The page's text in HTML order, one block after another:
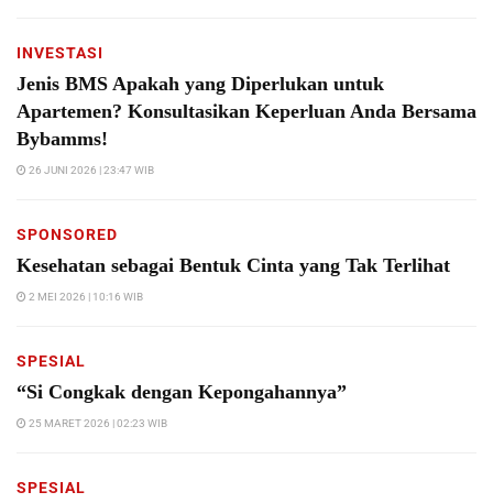
INVESTASI
Jenis BMS Apakah yang Diperlukan untuk
Apartemen? Konsultasikan Keperluan Anda Bersama
Bybamms!
26 JUNI 2026 | 23:47 WIB
SPONSORED
Kesehatan sebagai Bentuk Cinta yang Tak Terlihat
2 MEI 2026 | 10:16 WIB
SPESIAL
“Si Congkak dengan Kepongahannya”
25 MARET 2026 | 02:23 WIB
SPESIAL